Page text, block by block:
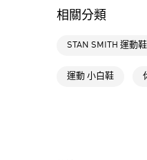
相關分類
STAN SMITH 運動鞋
運動 小白鞋